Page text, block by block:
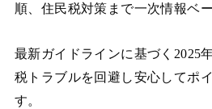
順、住民税対策まで一次情報ベ
最新ガイドラインに基づく2025
税トラブルを回避し安心してポ
す。